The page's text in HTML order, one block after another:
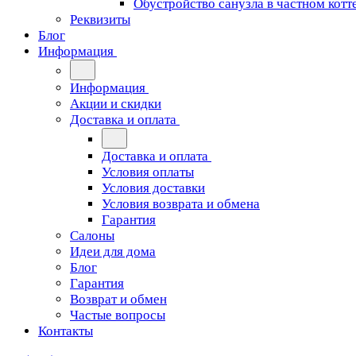
Обустройство санузла в частном
Реквизиты
Блог
Информация
Информация
Акции и скидки
Доставка и оплата
Доставка и оплата
Условия оплаты
Условия доставки
Условия возврата и обмена
Гарантия
Салоны
Идеи для дома
Блог
Гарантия
Возврат и обмен
Частые вопросы
Контакты